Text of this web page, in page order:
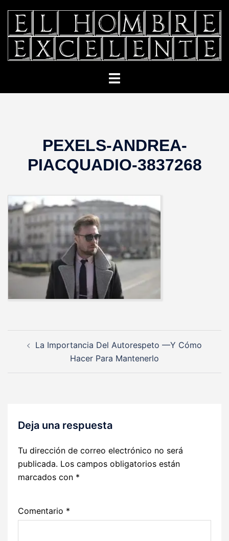
contenido
Alternar
PEXELS-ANDREA-
PIACQUADIO-3837268
La Importancia Del Autorespeto —Y Cómo
Hacer Para Mantenerlo
Deja una respuesta
Tu dirección de correo electrónico no será
publicada. Los campos obligatorios están
marcados con *
Comentario *